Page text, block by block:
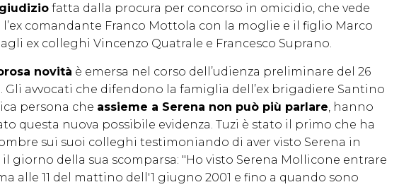
fatta dalla procura per concorso in omicidio, che vede
comandante Franco Mottola con la moglie e il figlio Marco
ex colleghi Vincenzo Quatrale e Francesco Suprano.
novità è emersa nel corso dell’udienza preliminare del 26
Gli avvocati che difendono la famiglia dell’ex brigadiere Santino
persona che assieme a Serena non può più parlare , hanno
questa nuova possibile evidenza. Tuzi è stato il primo che ha
sui suoi colleghi testimoniando di aver visto Serena in
il giorno della sua scomparsa: "Ho visto Serena Mollicone entrare
alle 11 del mattino dell'1 giugno 2001 e fino a quando sono